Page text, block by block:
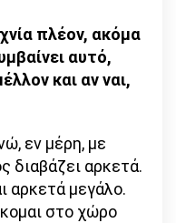
πλέον, ακόμα
αυτό,
και αν ναι,
εν μέρη, με
διαβάζει αρκετά.
αρκετά μεγάλο.
στο χώρο